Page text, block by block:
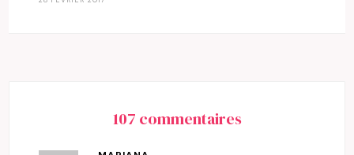
107 commentaires